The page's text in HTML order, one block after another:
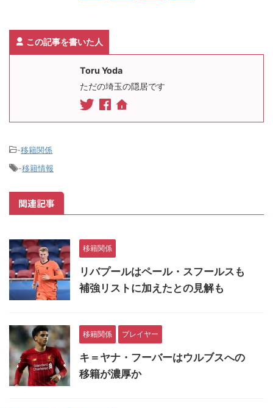
この記事を書いた人
Toru Yoda
ただの埼玉の隠居です
-移籍関係
-移籍情報
関連記事
移籍関係
リバプールはペール・スフールスも
補強リストに加えたとの見解も
移籍関係 プレイヤー
キ＝ヤナ・フーバーはウルブスへの
移籍が濃厚か